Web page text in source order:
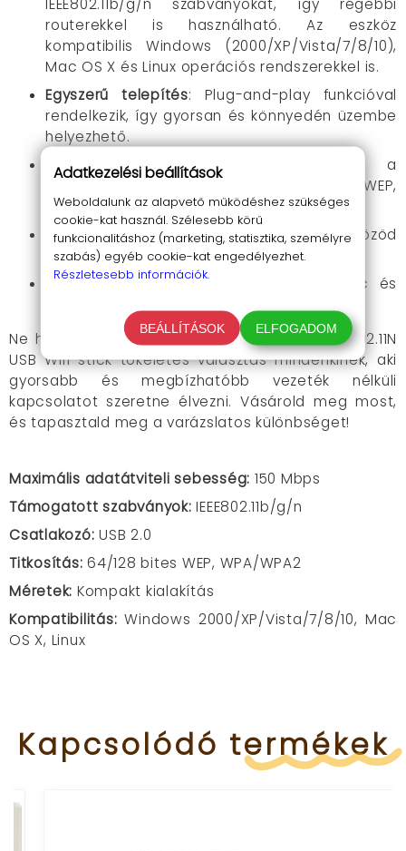
routerekkel is használható. Az eszköz
kompatibilis Windows (2000/XP/Vista/7/8/10),
Mac OS X és Linux operációs rendszerekkel is.
Egyszerű telepítés: Plug-and-play funkcióval
rendelkezik, így gyorsan és könnyedén üzembe
helyezhető.
Biztonságos kapcsolat
: Támogatja a
legmodernebb titkosítási protokollokat (WEP,
WPA/WPA2).
Energiatakarékos működés: Kíméli az eszközöd
akkumulátorát vagy energiafogyasztását.
Többféle üzemmód: Használható Ad-Hoc és
Ne hagyd ki ezt az elbűvölő lehetőséget! A 802.11N
USB Wifi stick tökéletes választás mindenkinek, aki
gyorsabb és megbízhatóbb vezeték nélküli
kapcsolatot szeretne élvezni. Vásárold meg most,
és tapasztald meg a varázslatos különbséget!
Maximális adatátviteli sebesség: 150 Mbps
Támogatott szabványok: IEEE802.11b/g/n
Csatlakozó: USB 2.0
Titkosítás: 64/128 bites WEP, WPA/WPA2
Méretek: Kompakt kialakítás
Kompatibilitás: Windows 2000/XP/Vista/7/8/10, Mac
OS X, Linux
Kapcsolódó termékek
Adatkezelési beállítások
Weboldalunk az alapvető működéshez szükséges
cookie-kat használ. Szélesebb körű
funkcionalitáshoz (marketing, statisztika, személyre
szabás) egyéb cookie-kat engedélyezhet.
Részletesebb információk.
BEÁLLÍTÁSOK ELFOGADOM